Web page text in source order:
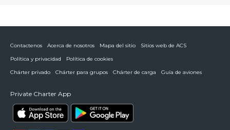
Contactenos Acerca de nosotros Mapa del sitio
Sitios web de ACS
Política y privacidad
Política de cookies
Chárter privado
Chárter para grupos Chárter de carga Guía de aviones
Private Charter App